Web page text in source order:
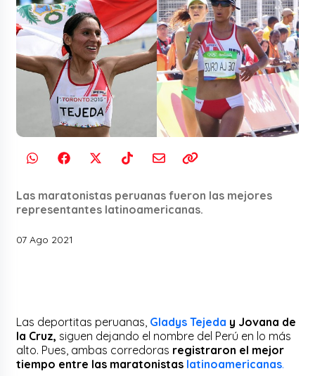
Las maratonistas peruanas fueron las mejores
representantes latinoamericanas.
07 Ago 2021
Las deportitas peruanas, Gladys Tejeda y Jovana de
la Cruz, siguen dejando el nombre del Perú en lo más
alto. Pues, ambas corredoras registraron el mejor
tiempo entre las maratonistas latinoamericanas.